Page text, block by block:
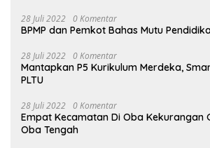
28 Juli 2022 0 Komentar
BPMP dan Pemkot Bahas Mutu
28 Juli 2022 0 Komentar
Mantapkan P5 Kurikulum Merdeka,
PLTU
28 Juli 2022 0 Komentar
Empat Kecamatan Di Oba Kekurangan
Oba Tengah